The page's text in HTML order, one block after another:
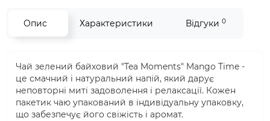
Опис Характеристики Відгуки 0
Чай зелений байховий "Tea Moments" Mango Time -
це смачний і натуральний напій, який дарує
неповторні миті задоволення і релаксації. Кожен
пакетик чаю упакований в індивідуальну упаковку,
що забезпечує його свіжість і аромат.